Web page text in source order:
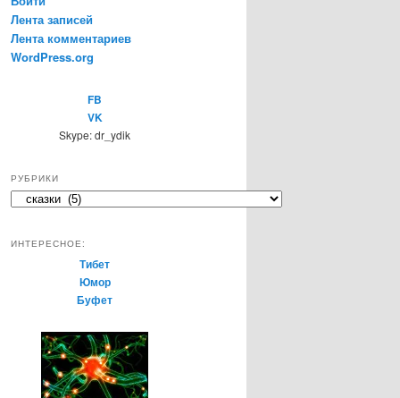
Лента записей
Лента комментариев
WordPress.org
FB
VK
Skype: dr_ydik
РУБРИКИ
р
ИНТЕРЕСНОЕ:
Тибет
Юмор
Буфет